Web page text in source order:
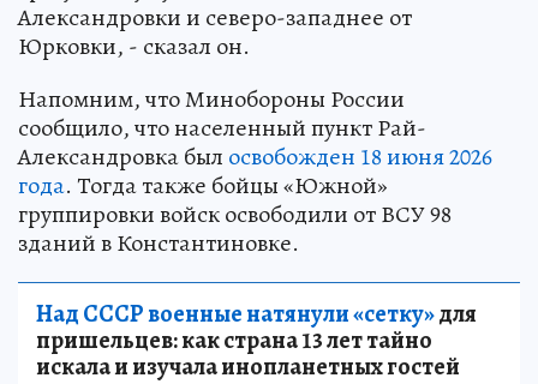
Александровки и северо-западнее от
Юрковки, - сказал он.
Напомним, что Минобороны России
сообщило, что населенный пункт Рай-
Александровка был освобожден 18 июня 2026
года. Тогда также бойцы «Южной»
группировки войск освободили от ВСУ 98
зданий в Константиновке.
Над СССР военные натянули «сетку»для
пришельцев: как страна 13 лет тайно
искала и изучала инопланетных гостей